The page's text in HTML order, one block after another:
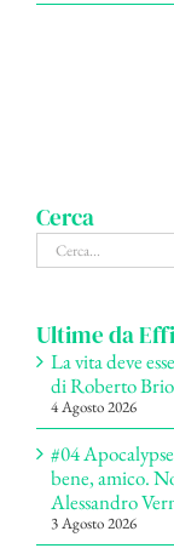
Cerca
Cerca
per:
Ultime da
La vita deve
di Roberto
4 Agosto 2026
#04
bene, amico.
Alessandro
3 Agosto 2026